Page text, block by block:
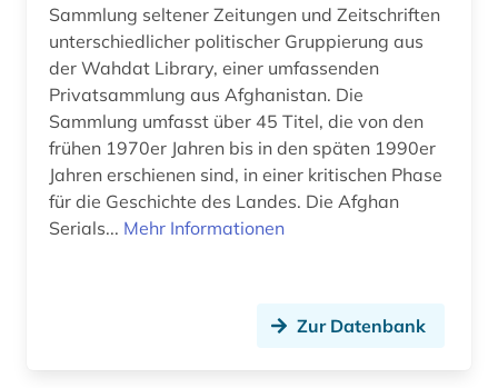
deutschland <deutsches reich> (1)
deutschland <sowjetische zone> (1)
deutschland bundestag (2)
deutschland statistik (1)
deutschland. bundesrat (1)
deutschland. finanzministerium (1)
Sammlung seltener Zeitungen und Zeitschriften
unterschiedlicher politischer Gruppierung aus
der Wahdat Library, einer umfassenden
Privatsammlung aus Afghanistan. Die
Sammlung umfasst über 45 Titel, die von den
frühen 1970er Jahren bis in den späten 1990er
Jahren erschienen sind, in einer kritischen Phase
für die Geschichte des Landes. Die Afghan
Serials... Mehr Informationen
Zur Datenbank